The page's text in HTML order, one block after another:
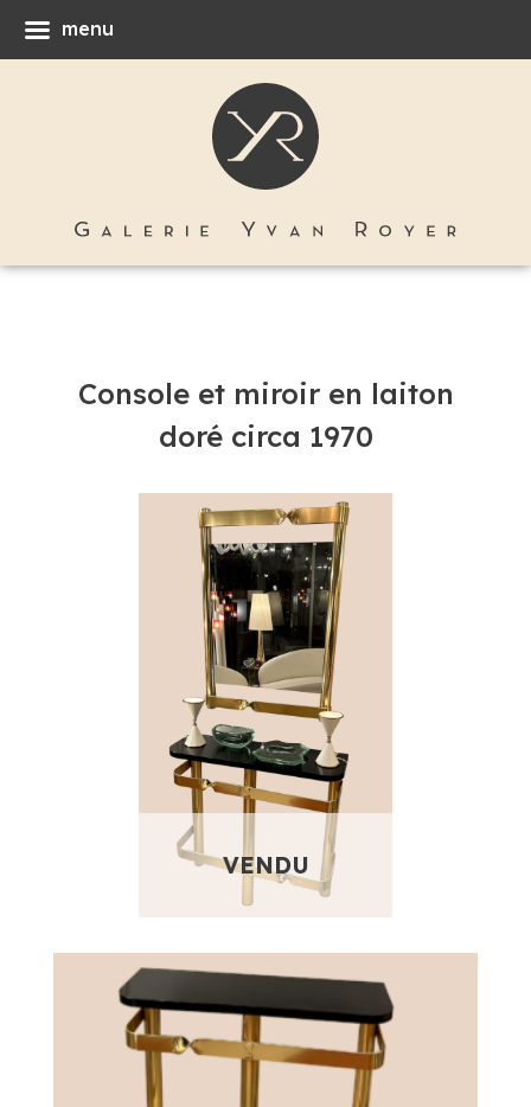
Console et miroir en laiton
doré circa 1970
menu